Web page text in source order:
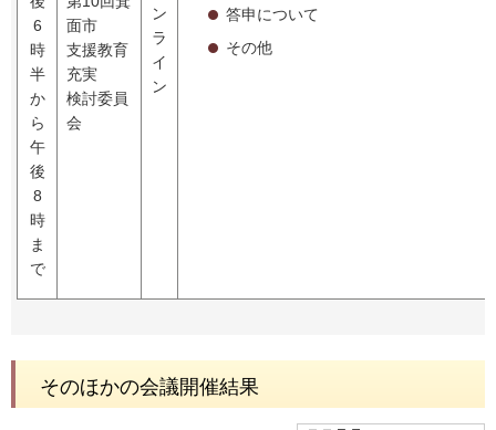
6
時
半
か
ら
午
後
8
時
ま
で
面市
支援教育
充実
検討委員
会
ン
ラ
イ
ン
答申について
その他
そのほかの会議開催結果